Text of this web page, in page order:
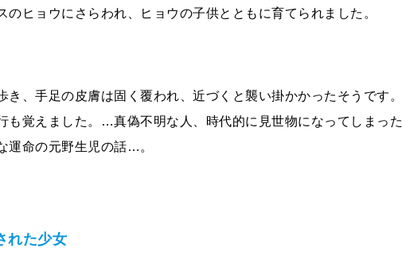
のヒョウにさらわれ、ヒョウの子供とともに育てられました。
き、手足の皮膚は固く覆われ、近づくと襲い掛かかったそうです。
も覚えました。…真偽不明な人、時代的に見世物になってしまった
運命の元野生児の話…。
れた少女